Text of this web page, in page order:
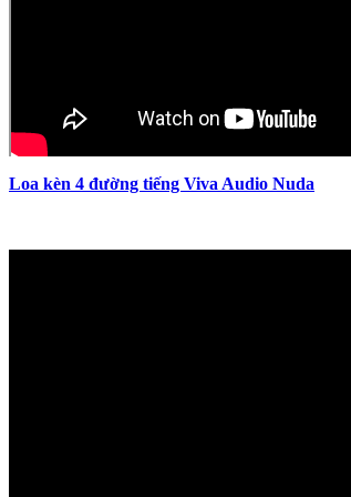
Loa kèn 4 đường tiếng Viva Audio Nuda